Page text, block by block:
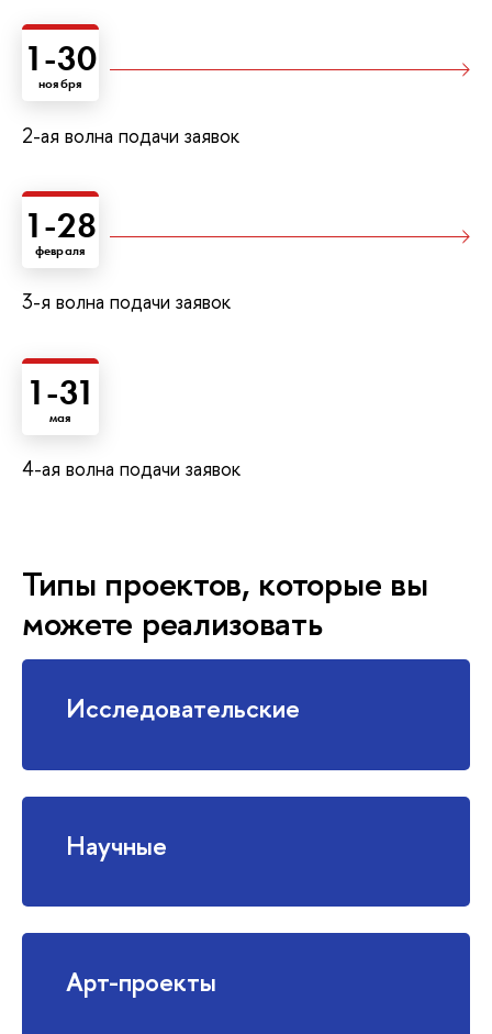
1-30
ноября
2-ая волна подачи заявок
1-28
февраля
3-я волна подачи заявок
1-31
мая
4-ая волна подачи заявок
Типы проектов, которые вы
можете реализовать
Исследовательские
Научные
Арт-проекты